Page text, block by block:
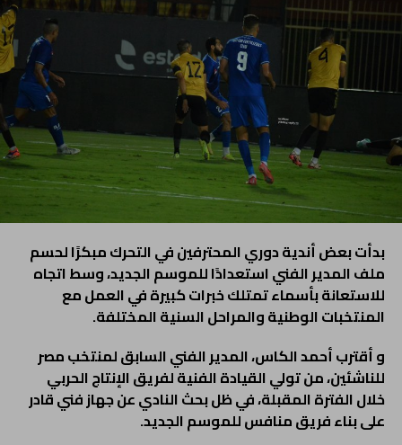
بدأت بعض أندية دوري المحترفين في التحرك مبكرًا لحسم
ملف المدير الفني استعدادًا للموسم الجديد، وسط اتجاه
للاستعانة بأسماء تمتلك خبرات كبيرة في العمل مع
المنتخبات الوطنية والمراحل السنية المختلفة.
و أقترب أحمد الكاس، المدير الفني السابق لمنتخب مصر
للناشئين، من تولي القيادة الفنية لفريق الإنتاج الحربي
خلال الفترة المقبلة، في ظل بحث النادي عن جهاز فني قادر
على بناء فريق منافس للموسم الجديد.